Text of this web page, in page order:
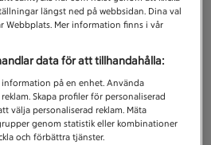
längst ned på webbsidan. Dina val
Webbplats. Mer information finns i vår
data för att tillhandahålla:
på en enhet. Använda
Skapa profiler för personaliserad
välja personaliserad reklam. Mäta
genom statistik eller kombinationer
och förbättra tjänster.